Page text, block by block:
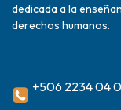
dedicada a la
derechos humanos.
+506 2234 04